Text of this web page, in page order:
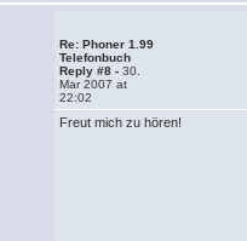
Re: Phoner 1.99
Telefonbuch
Reply #8 - 30.
Mar 2007 at
22:02
Freut mich zu hören!